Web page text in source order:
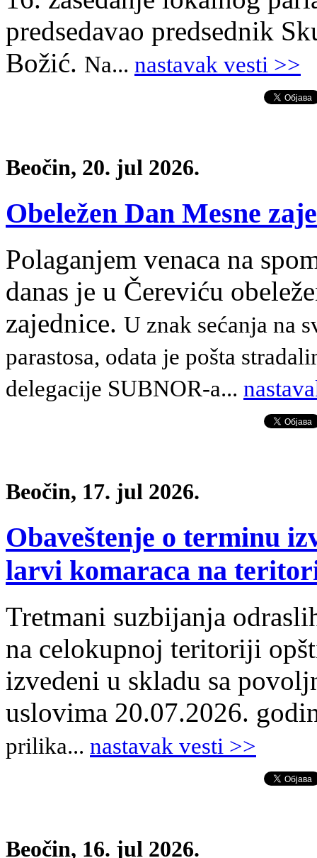
predsedavao predsednik
Božić. Na... nastavak vesti >>
Beočin, 20. jul 2026.
Obeležen Dan Mesne
Polaganjem venaca na
danas je u Čereviću
zajednice. U znak sećanja na
parastosa, odata je pošta
delegacije SUBNOR-a...
Beočin, 17. jul 2026.
Obaveštenje o terminu
larvi komaraca na
Tretmani suzbijanja
na celokupnoj teritoriji
izvedeni u skladu sa
uslovima 20.07.2026.
prilika... nastavak vesti >>
Beočin, 16. jul 2026.